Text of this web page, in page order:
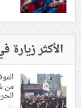
الأكثر زيارة
من